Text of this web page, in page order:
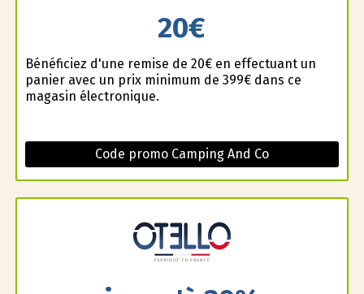
20€
Bénéficiez d'une remise de 20€ en effectuant un
panier avec un prix minimum de 399€ dans ce
magasin électronique.
Code promo Camping And Co